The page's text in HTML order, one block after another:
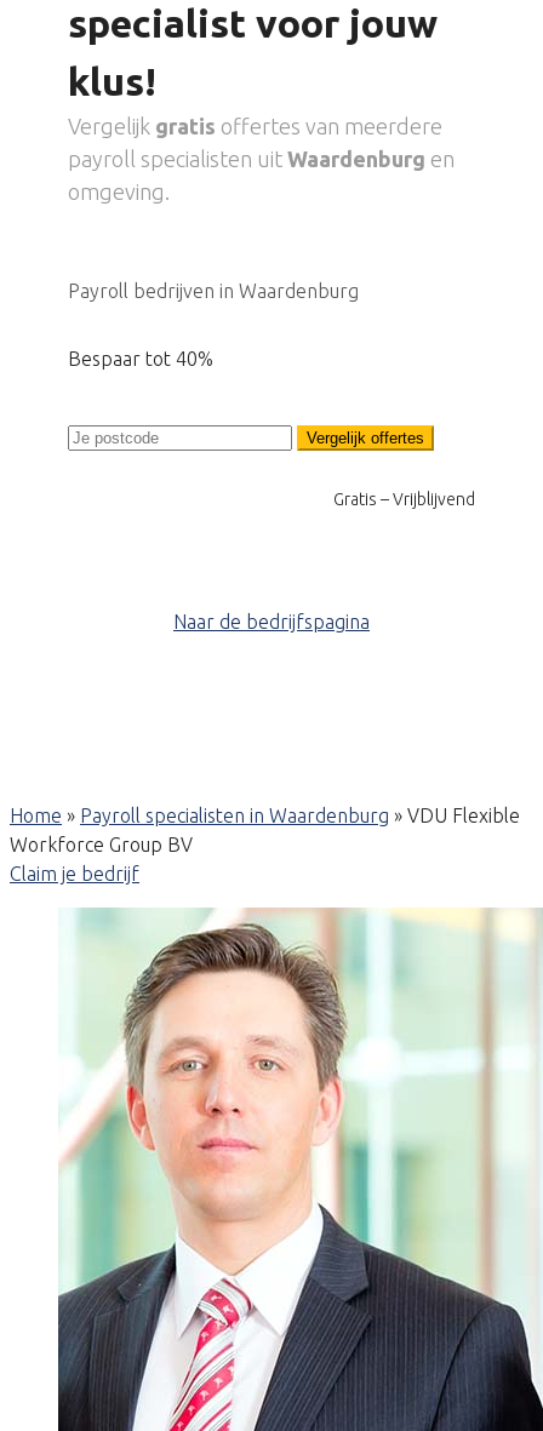
specialist voor jouw
klus!
Vergelijk gratis offertes van meerdere
payroll specialisten uit Waardenburg en
omgeving.
Payroll bedrijven in Waardenburg
Bespaar tot 40%
Vergelijk offertes
Gratis – Vrijblijvend
Naar de bedrijfspagina
Home » Payroll specialisten in Waardenburg » VDU Flexible
Workforce Group BV
Claim je bedrijf